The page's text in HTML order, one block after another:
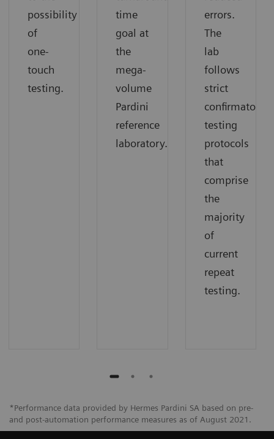
possibility
of
one-
touch
testing.
time
goal at
the
mega-
volume
Pardini
reference
laboratory.
errors.
The
lab
follows
strict
confirmatory
testing
protocols
that
comprise
the
majority
of
current
repeat
testing.
*Performance data provided by Hermes Pardini SA based on pre-
and post-automation performance measures as of August 2021.